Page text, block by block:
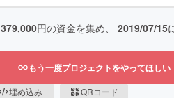
379,000円の資金を集め、 2019/07/15
もう一度プロジェクトをやってほしい
埋め込み QRコード